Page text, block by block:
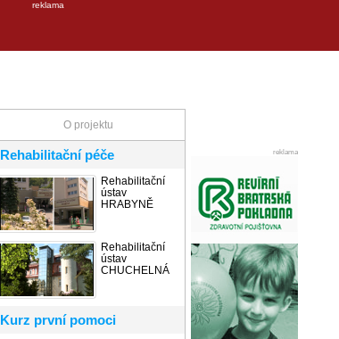
reklama
O projektu
Rehabilitační péče
Rehabilitační
ústav
HRABYNĚ
Rehabilitační
ústav
CHUCHELNÁ
Kurz první pomoci
reklama